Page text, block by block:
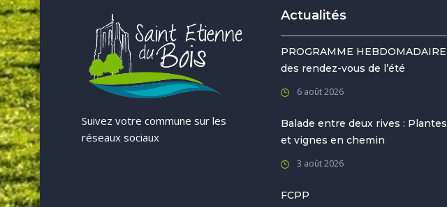
Suivez votre commune sur les
réseaux sociaux
Actualités
PROGRAMME HEBDOMADAIRE
des rendez-vous de l’été
6 août 2026
Balade entre deux rives : Plantes
et vignes en chemin
3 août 2026
FCPP